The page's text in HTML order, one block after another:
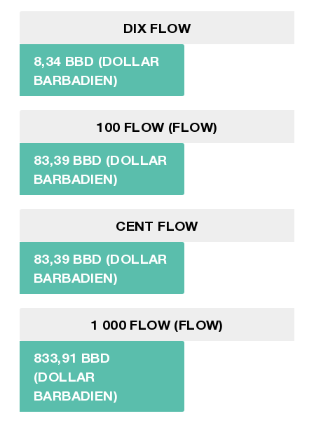
DIX FLOW
8,34 BBD (DOLLAR
BARBADIEN)
100 FLOW (FLOW)
83,39 BBD (DOLLAR
BARBADIEN)
CENT FLOW
83,39 BBD (DOLLAR
BARBADIEN)
1 000 FLOW (FLOW)
833,91 BBD
(DOLLAR
BARBADIEN)